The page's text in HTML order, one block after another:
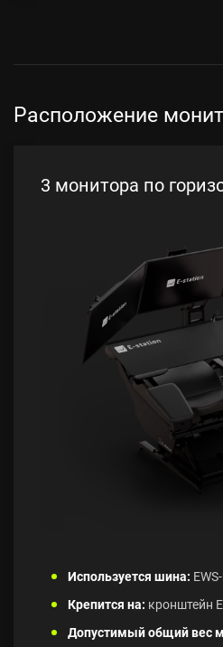
Расположение
3 монитора по
Используется шина:
Крепится на: кронштейн
Допустимый общий вес